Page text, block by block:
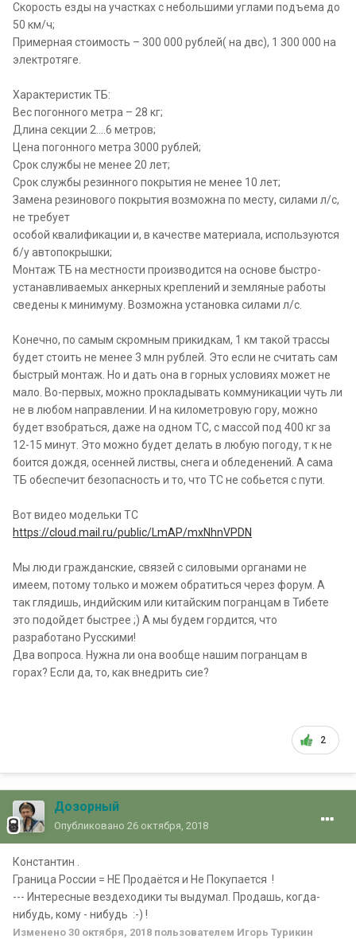
Скорость езды на участках с небольшими углами подъема до
50 км/ч;
Примерная стоимость – 300 000 рублей( на двс), 1 300 000 на
электротяге.
Характеристик ТБ:
Вес погонного метра – 28 кг;
Длина секции 2….6 метров;
Цена погонного метра 3000 рублей;
Срок службы не менее 20 лет;
Срок службы резинного покрытия не менее 10 лет;
Замена резинового покрытия возможна по месту, силами л/с,
не требует
особой квалификации и, в качестве материала, используются
б/у автопокрышки;
Монтаж ТБ на местности производится на основе быстро-
устанавливаемых анкерных креплений и земляные работы
сведены к минимуму. Возможна установка силами л/с.
Конечно, по самым скромным прикидкам, 1 км такой трассы
будет стоить не менее 3 млн рублей. Это если не считать сам
быстрый монтаж. Но и дать она в горных условиях может не
мало. Во-первых, можно прокладывать коммуникации чуть ли
не в любом направлении. И на километровую гору, можно
будет взобраться, даже на одном ТС, с массой под 400 кг за
12-15 минут. Это можно будет делать в любую погоду, т к не
боится дождя, осенней листвы, снега и обледенений. А сама
ТБ обеспечит безопасность и то, что ТС не собьется с пути.
Вот видео модельки ТС
https://cloud.mail.ru/public/LmAP/mxNhnVPDN
Мы люди гражданские, связей с силовыми органами не
имеем, потому только и можем обратиться через форум. А
так глядишь, индийским или китайским погранцам в Тибете
это подойдет быстрее ;) А мы будем гордится, что
разработано Русскими!
Два вопроса. Нужна ли она вообще нашим погранцам в
горах? Если да, то, как внедрить сие?
2
Дозорный
Опубликовано 26 октября, 2018
Константин .
Граница России = НЕ Продаётся и Не Покупается !
--- Интересные вездеходики ты выдумал. Продашь, когда-
нибудь, кому - нибудь :-) !
Изменено 30 октября, 2018 пользователем Игорь Турикин